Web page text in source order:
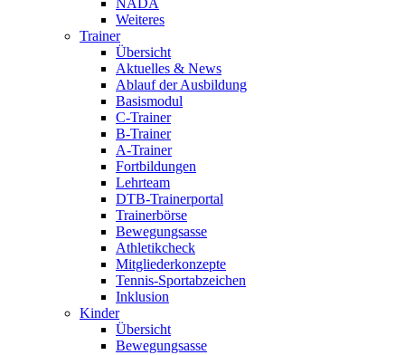
NADA
Weiteres
Trainer
Übersicht
Aktuelles & News
Ablauf der Ausbildung
Basismodul
C-Trainer
B-Trainer
A-Trainer
Fortbildungen
Lehrteam
DTB-Trainerportal
Trainerbörse
Bewegungsasse
Athletikcheck
Mitgliederkonzepte
Tennis-Sportabzeichen
Inklusion
Kinder
Übersicht
Bewegungsasse